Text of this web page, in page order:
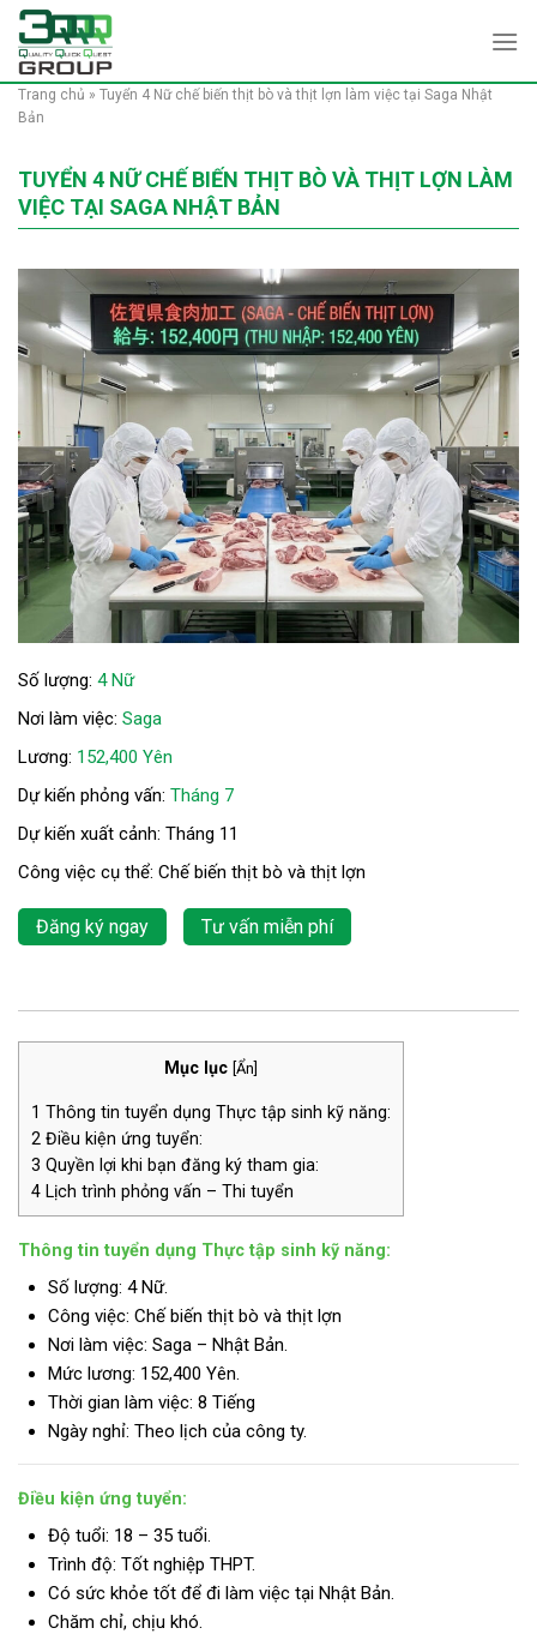
Skip
content
Trang chủ » Tuyển 4 Nữ chế biến thịt bò và thịt lợn làm việc tại Saga Nhật
Bản
TUYỂN 4 NỮ CHẾ BIẾN THỊT BÒ VÀ THỊT LỢN LÀM
VIỆC TẠI SAGA NHẬT BẢN
Số lượng: 4 Nữ
Nơi làm việc: Saga
Lương: 152,400 Yên
Dự kiến phỏng vấn: Tháng 7
Dự kiến xuất cảnh: Tháng 11
Công việc cụ thể: Chế biến thịt bò và thịt lợn
Đăng ký ngay Tư vấn miễn phí
Mục lục Ẩn
1 Thông tin tuyển dụng Thực tập sinh kỹ năng:
2 Điều kiện ứng tuyển:
3 Quyền lợi khi bạn đăng ký tham gia:
4 Lịch trình phỏng vấn – Thi tuyển
Thông tin tuyển dụng Thực tập sinh kỹ năng:
Số lượng: 4 Nữ.
Công việc: Chế biến thịt bò và thịt lợn
Nơi làm việc: Saga – Nhật Bản.
Mức lương: 152,400 Yên.
Thời gian làm việc: 8 Tiếng
Ngày nghỉ: Theo lịch của công ty.
Điều kiện ứng tuyển:
Độ tuổi: 18 – 35 tuổi.
Trình độ: Tốt nghiệp THPT.
Có sức khỏe tốt để đi làm việc tại Nhật Bản.
Chăm chỉ, chịu khó.